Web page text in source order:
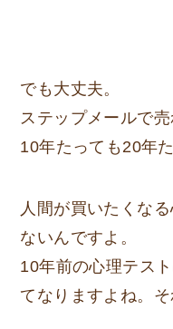
でも大丈夫。
ステップメールで
10年たっても20年
人間が買いたくな
ないんですよ。
10年前の心理テス
てなりますよね。そ